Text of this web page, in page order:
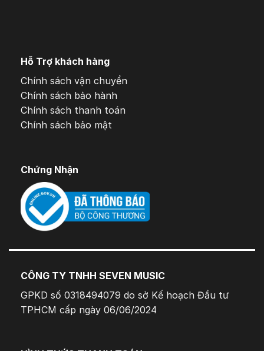
Hỗ Trợ khách hàng
Chính sách vận chuyển
Chính sách bảo hành
Chính sách thanh toán
Chính sách bảo mật
Chứng Nhận
CÔNG TY TNHH SEVEN MUSIC
GPKD số 0318494079 do sở Kế hoạch Đầu tư
TPHCM cấp ngày 06/06/2024